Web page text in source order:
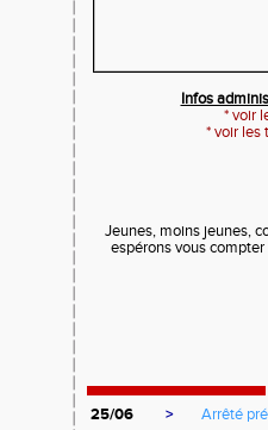
Infos
*voir
*voir les
Jeunes, moins jeunes,
espérons vous
25/06 >
Arrêté